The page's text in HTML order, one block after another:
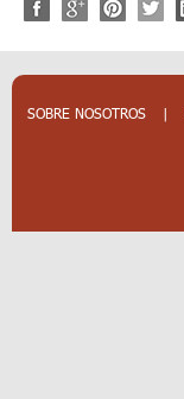
SOBRE NOSOTROS |